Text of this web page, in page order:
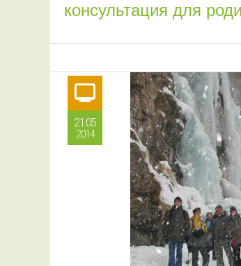
консультация для
21.05
2014